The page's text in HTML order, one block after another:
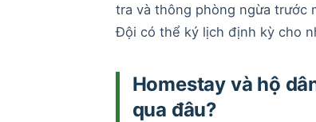
tra và thông phòng ngừa trước
Đội có thể ký lịch định kỳ cho
Homestay và hộ
qua đâu?